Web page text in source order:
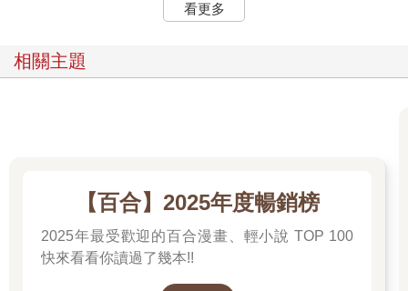
看更多
相關主題
【百合】2025年度暢銷榜
2025年最受歡迎的百合漫畫、輕小說 TOP 100
快來看看你讀過了幾本!!